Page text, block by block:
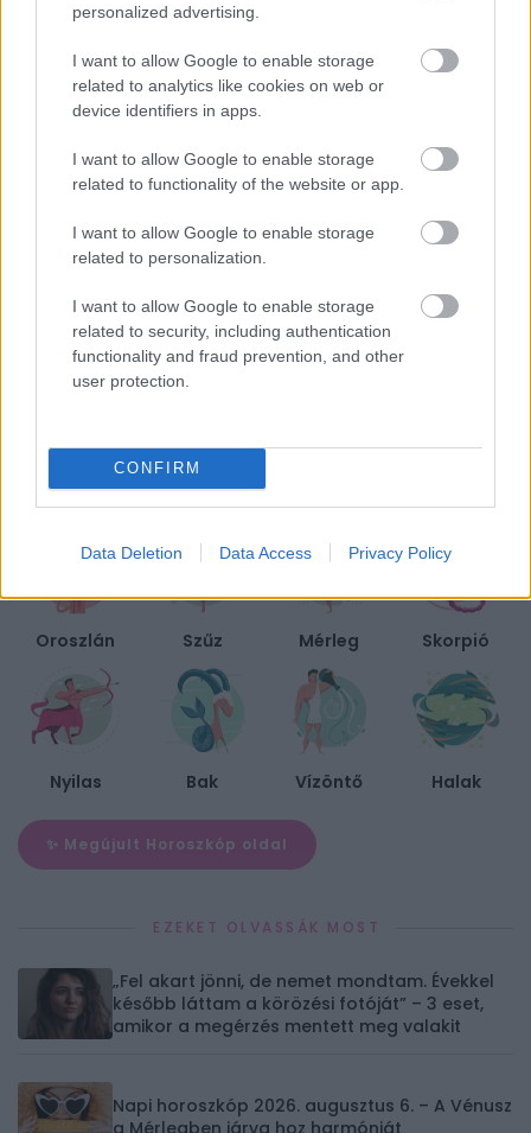
personalized advertising.
I want to allow Google to enable storage
related to analytics like cookies on web or
device identifiers in apps.
I want to allow Google to enable storage
related to functionality of the website or app.
I want to allow Google to enable storage
related to personalization.
I want to allow Google to enable storage
related to security, including authentication
functionality and fraud prevention, and other
user protection.
CONFIRM
Data Deletion Data Access Privacy Policy
Egész éjjel jár a ventilátor a hálóban nyáron? Ezért nem
3 csillagjegy, aki augusztusban meghoz egy régóta
halogatott döntést
Egy órányira Budapesttől van egy tó, ahol nyáron sincs
tömeg
3 csillagjegy, aki a nyár utolsó heteiben végre kimondja a
szakító mondatot
BIEN.HU HOROSZKÓP
Oroszlán Szűz Mérleg Skorpió
Nyilas Bak Vízöntő Halak
✨ Megújult Horoszkóp oldal
EZEKET OLVASSÁK MOST
„Fel akart jönni, de nemet mondtam. Évekkel
később láttam a körözési fotóját” – 3 eset,
amikor a megérzés mentett meg valakit
Napi horoszkóp 2026. augusztus 6. – A Vénusz